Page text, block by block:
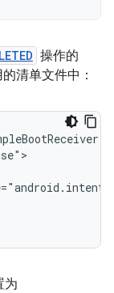
操作的
清单文件中：
为